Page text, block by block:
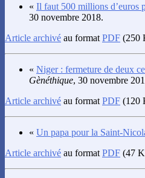
« Il faut 500 millions d’euros
30 novembre 2018.
Article archivé au format PDF (250
« Niger : fermeture de deux
Gènéthique, 30 novembre
Article archivé au format PDF (120
« Un papa pour la Saint-
Article archivé au format PDF (47